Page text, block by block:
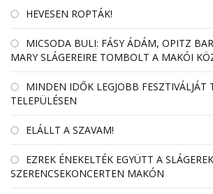
HEVESEN ROPTÁK!
MICSODA BULI: FÁSY ÁDÁM, OPITZ
MARY SLÁGEREIRE TOMBOLT A MAKÓI
MINDEN IDŐK LEGJOBB FESZTIVÁLJÁT
TELEPÜLÉSEN
ELÁLLT A SZAVAM!
EZREK ÉNEKELTÉK EGYÜTT A
SZERENCSEKONCERTEN MAKÓN